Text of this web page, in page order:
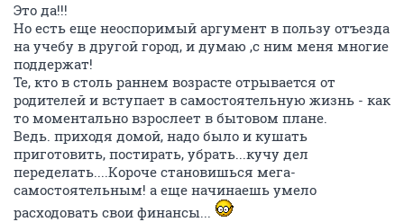
Это да!!!
Но есть еще неоспоримый аргумент в пользу отъезда
на учебу в другой город, и думаю ,с ним меня многие
поддержат!
Те, кто в столь раннем возрасте отрывается от
родителей и вступает в самостоятельную жизнь - как
то моментально взрослеет в бытовом плане.
Ведь. приходя домой, надо было и кушать
приготовить, постирать, убрать...кучу дел
переделать....Короче становишься мега-
самостоятельным! а еще начинаешь умело
расходовать свои финансы...